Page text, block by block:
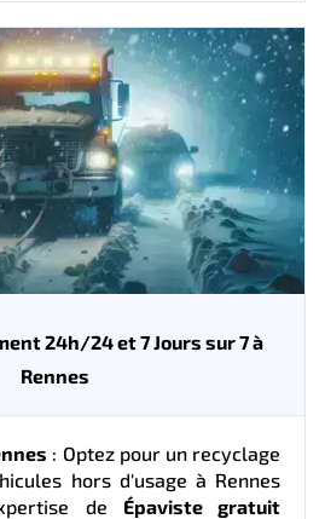
24h/24 et 7 Jours sur 7 à
Rennes
: Optez pour un recyclage
hors d'usage à Rennes
de Épaviste gratuit